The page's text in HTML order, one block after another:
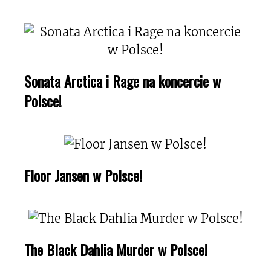
Sonata Arctica i Rage na koncercie w
Polsce!
Floor Jansen w Polsce!
The Black Dahlia Murder w Polsce!